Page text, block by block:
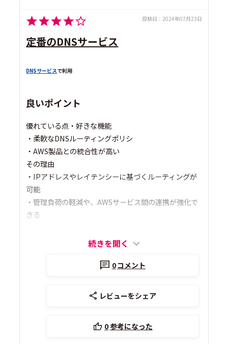
投稿日： 2024年07月23日
定番のDNSサービス
DNSサービスで利用
良いポイント
優れている点・好きな機能
・柔軟なDNSルーティングポリシ
・AWS製品との統合性が高い
その理由
・IPアドレスやレイテンシーに基づくルーティングが
可能
・管理負荷の軽減や、AWSサービス間の連携が強化で
きる
続きを開く
0コメント
レビューをシェア
0参考になった